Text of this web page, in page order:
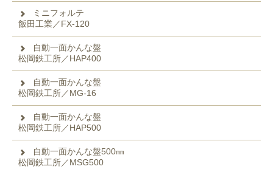
ミニフォルテ
飯田工業／FX-120
自動一面かんな盤
松岡鉄工所／HAP400
自動一面かんな盤
松岡鉄工所／MG-16
自動一面かんな盤
松岡鉄工所／HAP500
自動一面かんな盤500㎜
松岡鉄工所／MSG500